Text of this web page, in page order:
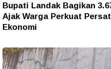
Bupati Landak Bagikan
Ajak Warga Perkuat
Ekonomi